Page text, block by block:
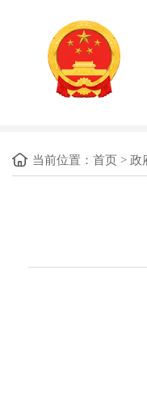
当前位置： 首页 > 政